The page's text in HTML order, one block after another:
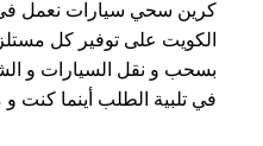
كرين سحي سيارات نعمل
الكويت على توفير كل
بسحب و نقل السيارات و
في تلبية الطلب أينما كنت